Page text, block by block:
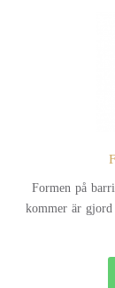
Formen på
kommer är